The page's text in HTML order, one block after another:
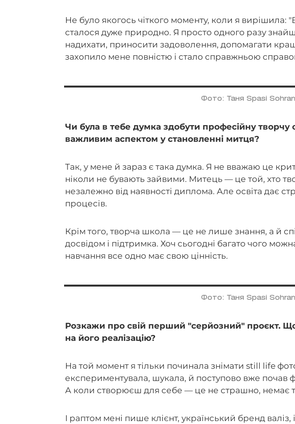
Не було якогось чіткого моменту, коли я вирішила:
сталося дуже природно. Я просто одного разу
надихати, приносити задоволення, допомагати
захопило мене повністю і стало справжньою
Фото: Таня Spasi
Чи була в тебе думка здобути професійну
важливим аспектом у становленні митця?
Так, у мене й зараз є така думка. Я не вважаю це
ніколи не бувають зайвими. Митець — це той, хто
незалежно від наявності диплома. Але освіта дає
процесів.
Крім того, творча школа — це не лише знання, а й
досвідом і підтримка. Хоч сьогодні багато чого
навчання все одно має свою цінність.
Фото: Таня Spasi
Розкажи про свій перший "серйозний" проєкт.
на його реалізацію?
На той момент я тільки починала знімати still life
експериментувала, шукала, й поступово вже почав
А коли створюєш для себе — це не страшно, немає
І раптом мені пише клієнт, український бренд